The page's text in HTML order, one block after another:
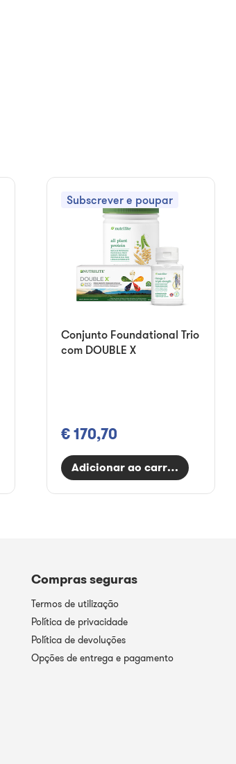
Subscrever e poupar
Conjunto Foundational Trio
com DOUBLE X
€ 170,70
Adicionar ao carrinho
Compras seguras
Termos de utilização
Política de privacidade
Política de devoluções
Opções de entrega e pagamento